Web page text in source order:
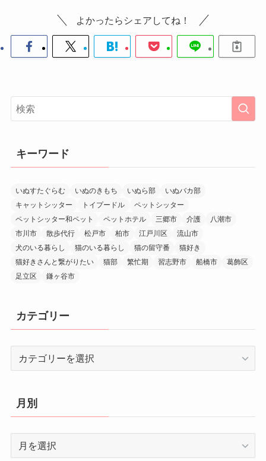
よかったらシェアしてね！
キーワード
いぬすたぐらむ いぬのきもち いぬら部
いぬバカ部
キャットシッター
トイプードル
ペットシッター
ペットシッター和ペット
ペットホテル 三郷市 介護
八潮市
市川市
散歩代行 松戸市 柏市 江戸川区
流山市
犬のいる暮らし
猫のいる暮らし 猫の留守番
猫好き
猫好きさんと繋がりたい
猫部 繁忙期 習志野市 船橋市
葛飾区
足立区
鎌ヶ谷市
カテゴリー
リ
ー
月別